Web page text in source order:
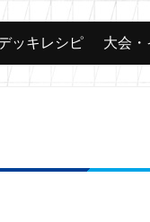
カード 大
ッキレシピ 大会・